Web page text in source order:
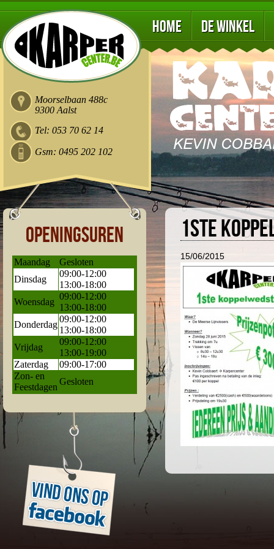
Home De winkel
Moorselbaan 488c
9300 Aalst
Tel: 053 70 62 14
Gsm: 0495 202 102
Openingsuren
Maandag
Gesloten
Dinsdag
09:00-12:00
13:00-18:00
Woensdag
09:00-12:00
13:00-18:00
Donderdag
09:00-12:00
13:00-18:00
Vrijdag
09:00-12:00
13:00-19:00
Zaterdag
09:00-17:00
Zon- en
Feestdagen
Gesloten
1ste
15/06/2015